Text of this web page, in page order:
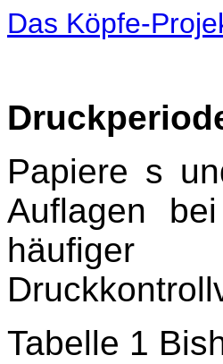
Das Köpfe-
Papiere s
Auflagen
häufiger
Tabelle 1